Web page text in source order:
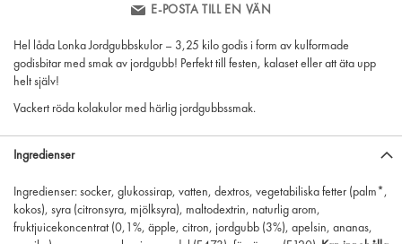
E-POSTA TILL EN VÄN
Hel låda Lonka Jordgubbskulor – 3,25 kilo godis i form av kulformade
godisbitar med smak av jordgubb! Perfekt till festen, kalaset eller att äta upp
helt själv!
Vackert röda kolakulor med härlig jordgubbssmak.
Ingredienser
Ingredienser: socker, glukossirap, vatten, dextros, vegetabiliska fetter (palm*,
kokos), syra (citronsyra, mjölksyra), maltodextrin, naturlig arom,
fruktjuicekoncentrat (0,1%, äpple, citron, jordgubb (3%), apelsin, ananas,